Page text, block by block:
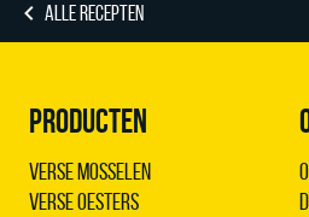
ALLE RECEPTEN
PRODUCTEN
Verse Mosselen
Verse Oesters